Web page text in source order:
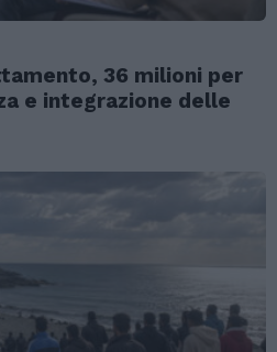
36 milioni per
e integrazione delle